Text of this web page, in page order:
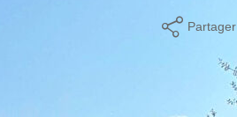
Partager